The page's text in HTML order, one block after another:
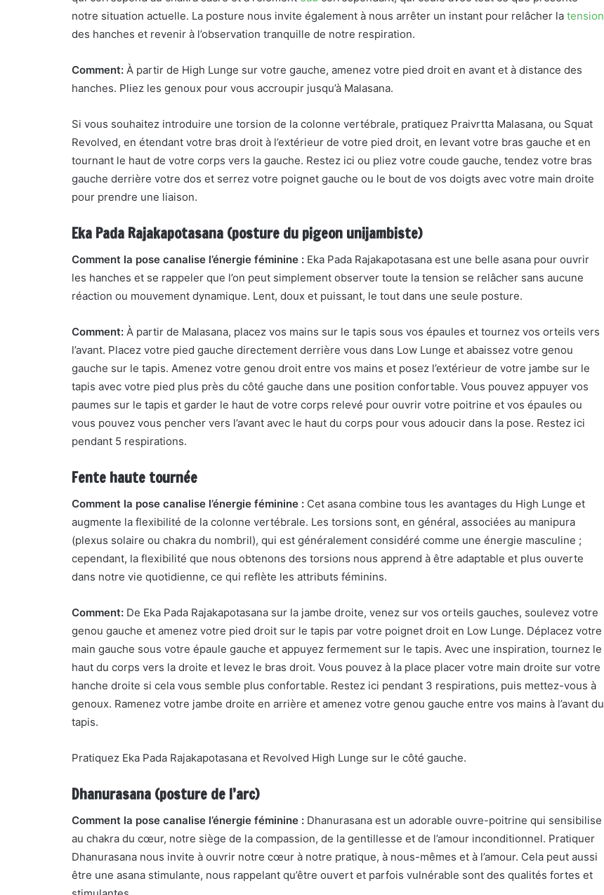
notre situation actuelle. La posture nous invite également à nous arrêter un instant pour relâcher la tension
des hanches et revenir à l’observation tranquille de notre respiration.
Comment: À partir de High Lunge sur votre gauche, amenez votre pied droit en avant et à distance des
hanches. Pliez les genoux pour vous accroupir jusqu’à Malasana.
Si vous souhaitez introduire une torsion de la colonne vertébrale, pratiquez Praivrtta Malasana, ou Squat
Revolved, en étendant votre bras droit à l’extérieur de votre pied droit, en levant votre bras gauche et en
tournant le haut de votre corps vers la gauche. Restez ici ou pliez votre coude gauche, tendez votre bras
gauche derrière votre dos et serrez votre poignet gauche ou le bout de vos doigts avec votre main droite
pour prendre une liaison.
Eka Pada Rajakapotasana (posture du pigeon unijambiste)
Comment la pose canalise l’énergie féminine : Eka Pada Rajakapotasana est une belle asana pour ouvrir
les hanches et se rappeler que l’on peut simplement observer toute la tension se relâcher sans aucune
réaction ou mouvement dynamique. Lent, doux et puissant, le tout dans une seule posture.
Comment: À partir de Malasana, placez vos mains sur le tapis sous vos épaules et tournez vos orteils vers
l’avant. Placez votre pied gauche directement derrière vous dans Low Lunge et abaissez votre genou
gauche sur le tapis. Amenez votre genou droit entre vos mains et posez l’extérieur de votre jambe sur le
tapis avec votre pied plus près du côté gauche dans une position confortable. Vous pouvez appuyer vos
paumes sur le tapis et garder le haut de votre corps relevé pour ouvrir votre poitrine et vos épaules ou
vous pouvez vous pencher vers l’avant avec le haut du corps pour vous adoucir dans la pose. Restez ici
pendant 5 respirations.
Fente haute tournée
Comment la pose canalise l’énergie féminine : Cet asana combine tous les avantages du High Lunge et
augmente la flexibilité de la colonne vertébrale. Les torsions sont, en général, associées au manipura
(plexus solaire ou chakra du nombril), qui est généralement considéré comme une énergie masculine ;
cependant, la flexibilité que nous obtenons des torsions nous apprend à être adaptable et plus ouverte
dans notre vie quotidienne, ce qui reflète les attributs féminins.
Comment: De Eka Pada Rajakapotasana sur la jambe droite, venez sur vos orteils gauches, soulevez votre
genou gauche et amenez votre pied droit sur le tapis par votre poignet droit en Low Lunge. Déplacez votre
main gauche sous votre épaule gauche et appuyez fermement sur le tapis. Avec une inspiration, tournez le
haut du corps vers la droite et levez le bras droit. Vous pouvez à la place placer votre main droite sur votre
hanche droite si cela vous semble plus confortable. Restez ici pendant 3 respirations, puis mettez-vous à
genoux. Ramenez votre jambe droite en arrière et amenez votre genou gauche entre vos mains à l’avant du
tapis.
Pratiquez Eka Pada Rajakapotasana et Revolved High Lunge sur le côté gauche.
Dhanurasana (posture de l’arc)
Comment la pose canalise l’énergie féminine : Dhanurasana est un adorable ouvre-poitrine qui sensibilise
au chakra du cœur, notre siège de la compassion, de la gentillesse et de l’amour inconditionnel. Pratiquer
Dhanurasana nous invite à ouvrir notre cœur à notre pratique, à nous-mêmes et à l’amour. Cela peut aussi
être une asana stimulante, nous rappelant qu’être ouvert et parfois vulnérable sont des qualités fortes et